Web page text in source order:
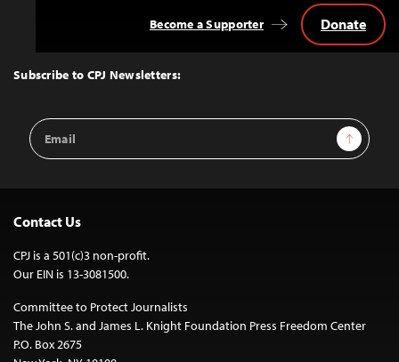
Top
Subscribe to CPJ Newsletters:
Email
Address
Sign Up
Become a Supporter Donate
Contact Us
CPJ is a 501(c)3 non-profit.
Our EIN is 13-3081500.
Committee to Protect Journalists
The John S. and James L. Knight Foundation Press Freedom Center
P.O. Box 2675